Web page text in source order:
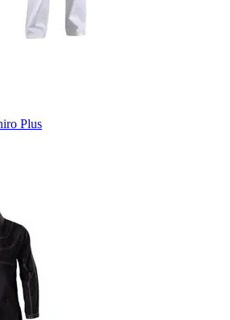
Plus